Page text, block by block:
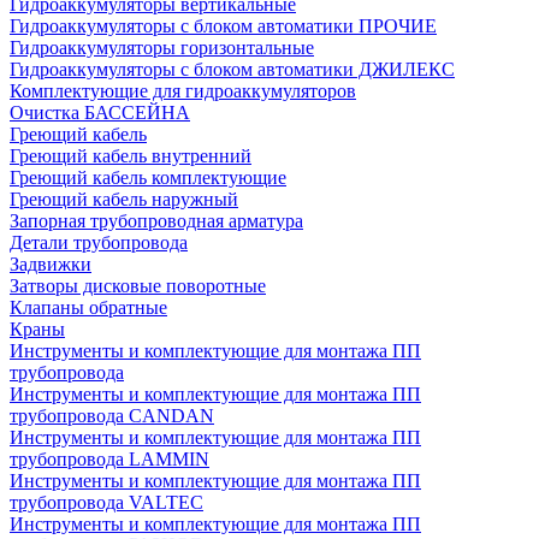
Гидроаккумуляторы вертикальные
Гидроаккумуляторы с блоком автоматики ПРОЧИЕ
Гидроаккумуляторы горизонтальные
Гидроаккумуляторы с блоком автоматики ДЖИЛЕКС
Комплектующие для гидроаккумуляторов
Очистка БАССЕЙНА
Греющий кабель
Греющий кабель внутренний
Греющий кабель комплектующие
Греющий кабель наружный
Запорная трубопроводная арматура
Детали трубопровода
Задвижки
Затворы дисковые поворотные
Клапаны обратные
Краны
Инструменты и комплектующие для монтажа ПП
трубопровода
Инструменты и комплектующие для монтажа ПП
трубопровода CANDAN
Инструменты и комплектующие для монтажа ПП
трубопровода LAMMIN
Инструменты и комплектующие для монтажа ПП
трубопровода VALTEC
Инструменты и комплектующие для монтажа ПП